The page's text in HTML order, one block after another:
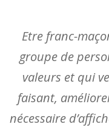
Etre franc-
groupe de
valeurs et qui
faisant,
nécessaire